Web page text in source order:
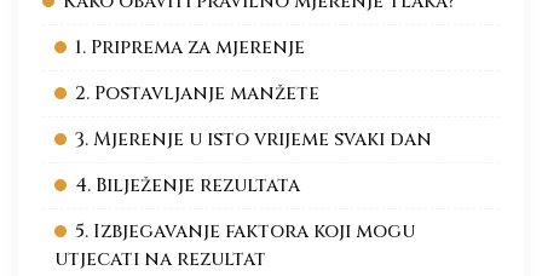
1. Priprema za mjerenje
2. Postavljanje manžete
3. Mjerenje u isto vrijeme svaki dan
4. Bilježenje rezultata
5. Izbjegavanje faktora koji mogu
utjecati na rezultat